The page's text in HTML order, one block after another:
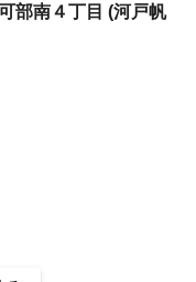
部南４丁目 (河戸帆